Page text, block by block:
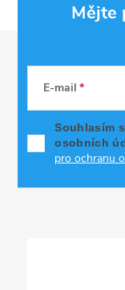
Mějte
E-mail
Souhlasím
osobních
pro ochranu